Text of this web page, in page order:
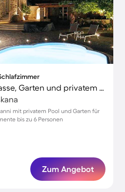
Ferienhaus mit Terrasse, Garten und privatem Pool | Naturblick
mit privatem Pool und Garten für
bis zu 6 Personen
Zum Angebot